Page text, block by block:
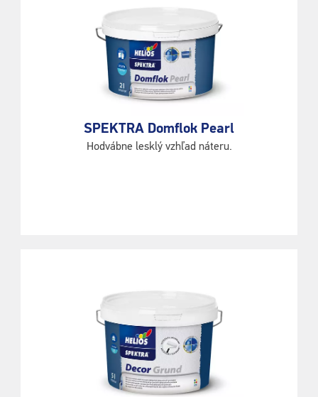
SPEKTRA Domflok Pearl
Hodvábne lesklý vzhľad náteru.